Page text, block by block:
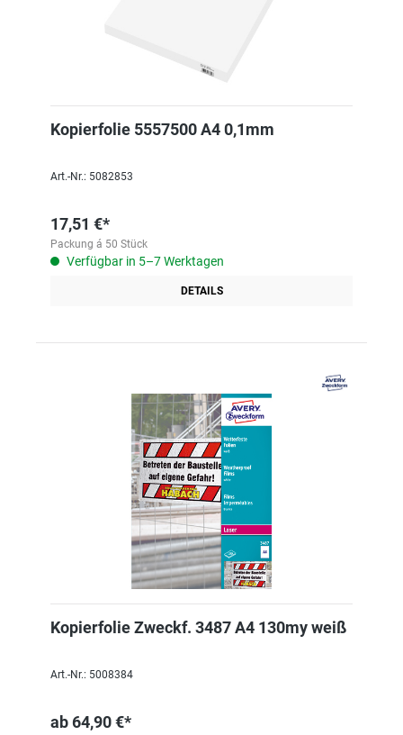
Kopierfolie 5557500 A4 0,1mm
Art.-Nr.: 5082853
17,51 €*
Packung á 50 Stück
Verfügbar in 5–7 Werktagen
DETAILS
Kopierfolie Zweckf. 3487 A4 130my weiß
Art.-Nr.: 5008384
ab64,90 €*